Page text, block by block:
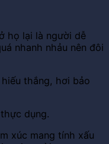
họ lại là người dễ
nhanh nhảu nên đôi
thắng, hơi bảo
dụng.
xúc mang tính xấu